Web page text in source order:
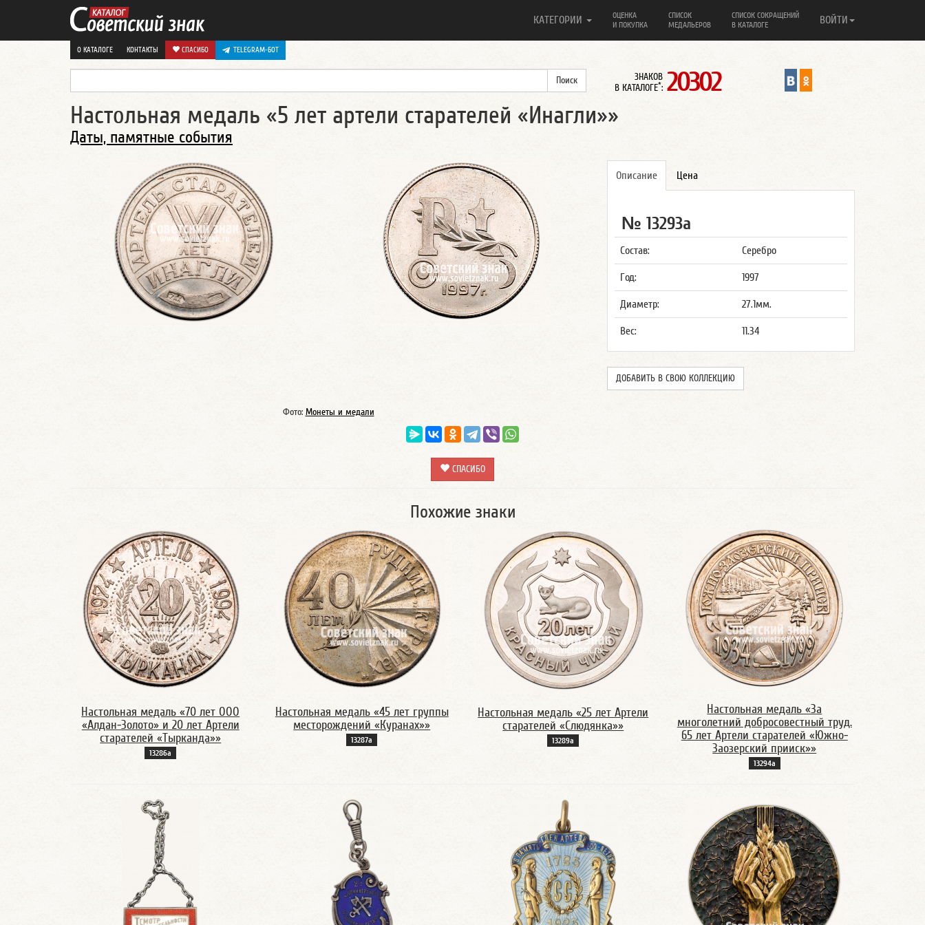
КАТЕГОРИИ
ОЦЕНКА
И ПОКУПКА
СПИСОК
МЕДАЛЬЕРОВ
СПИСОК СОКРАЩЕНИЙ
В КАТАЛОГЕ
ВОЙТИ
О КАТАЛОГЕ КОНТАКТЫ СПАСИБО TELEGRAM-БОТ
ЗНАКОВ
В КАТАЛОГЕ*: 20302
Настольная медаль «5 лет артели старателей «Инагли»»
Даты, памятные события
Описание Цена
№ 13293а
Состав: Серебро
Год: 1997
Диаметр: 27.1мм.
Вес: 11.34
ДОБАВИТЬ В СВОЮ КОЛЛЕКЦИЮ
Фото: Монеты и медали
СПАСИБО
Похожие знаки
Настольная медаль «70 лет ООО
«Алдан-Золото» и 20 лет Артели
старателей «Тырканда»»
13286а
Настольная медаль «45 лет группы
месторождений «Куранах»»
13287а
Настольная медаль «25 лет Артели
старателей «Слюдянка»»
13289а
Настольная медаль «За
многолетний добросовестный труд.
65 лет Артели старателей «Южно-
Заозерский прииск»»
13294а